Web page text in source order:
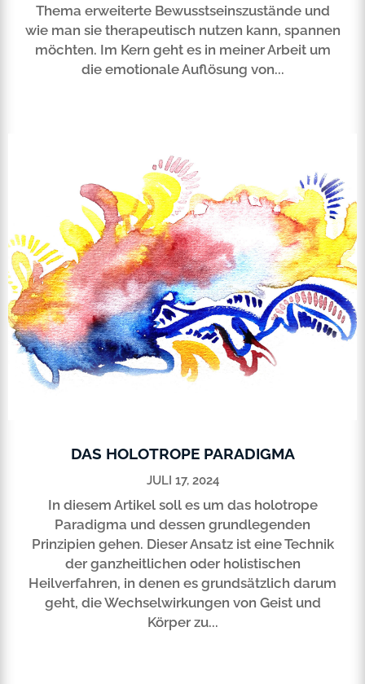
Thema erweiterte Bewusstseinszustände und
wie man sie therapeutisch nutzen kann, spannen
möchten. Im Kern geht es in meiner Arbeit um
die emotionale Auflösung von...
DAS HOLOTROPE PARADIGMA
JULI 17, 2024
In diesem Artikel soll es um das holotrope
Paradigma und dessen grundlegenden
Prinzipien gehen. Dieser Ansatz ist eine Technik
der ganzheitlichen oder holistischen
Heilverfahren, in denen es grundsätzlich darum
geht, die Wechselwirkungen von Geist und
Körper zu...